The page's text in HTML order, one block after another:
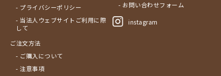
- プライバシーポリシー
- 当法人ウェブサイトご利用に際
して
ご注文方法
- ご購入について
- 注意事項
- お問い合わせフォーム
instagram